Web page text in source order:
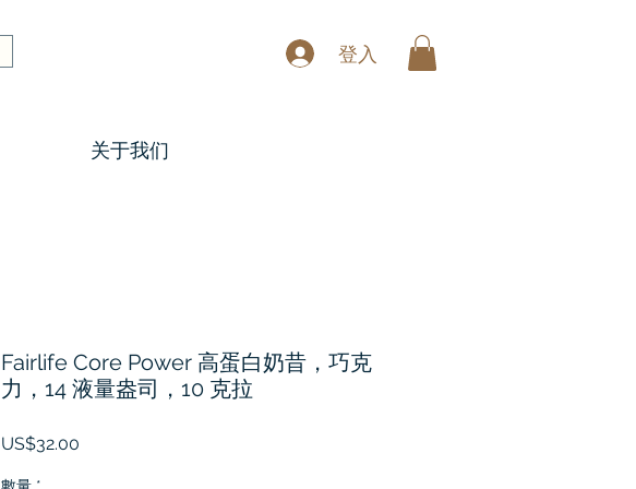
登入
关于我们
Fairlife Core Power 高蛋白奶昔，巧克
力，14 液量盎司，10 克拉
US$32.00